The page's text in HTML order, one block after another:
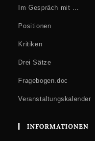
Im Gespräch mit …
Positionen
Kritiken
Drei Sätze
Fragebogen.doc
Veranstaltungskalender
INFORMATIONEN